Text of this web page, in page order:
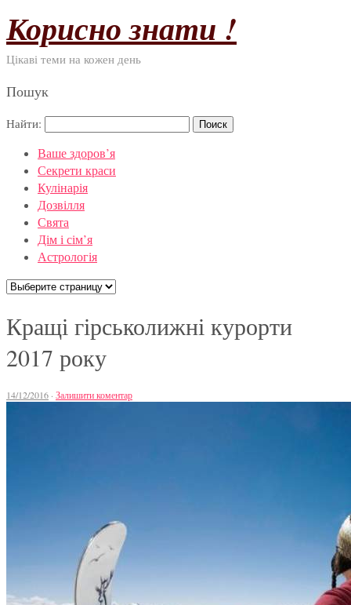
Корисно знати !
Цікаві теми на кожен день
Пошук
Найти:
Ваше здоров’я
Секрети краси
Кулінарія
Дозвілля
Свята
Дім і сім’я
Астрологія
Кращі гірськолижні курорти
2017 року
14/12/2016 · Залишити коментар